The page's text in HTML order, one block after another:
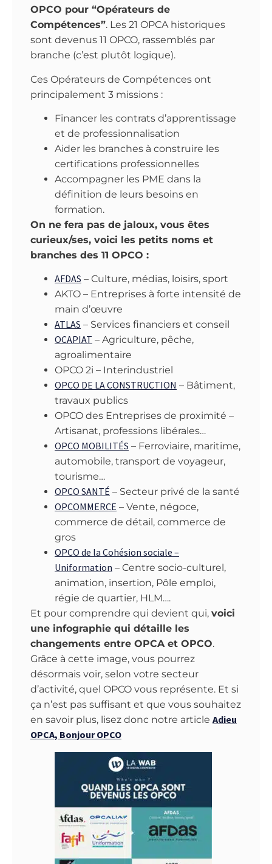
OPCO pour “Opérateurs de
Compétences”. Les 21 OPCA historiques
sont devenus 11 OPCO, rassemblés par
branche (c’est plutôt logique).
Ces Opérateurs de Compétences ont
principalement 3 missions :
Financer les contrats d’apprentissage
et de professionnalisation
Aider les branches à construire les
certifications professionnelles
Accompagner les PME dans la
définition de leurs besoins en
formation.
On ne fera pas de jaloux, vous êtes
curieux/ses, voici les petits noms et
branches des 11 OPCO :
AFDAS – Culture, médias, loisirs, sport
AKTO – Entreprises à forte intensité de
main d’œuvre
ATLAS – Services financiers et conseil
OCAPIAT – Agriculture, pêche,
agroalimentaire
OPCO 2i – Interindustriel
OPCO DE LA CONSTRUCTION – Bâtiment,
travaux publics
OPCO des Entreprises de proximité –
Artisanat, professions libérales…
OPCO MOBILITÉS – Ferroviaire, maritime,
automobile, transport de voyageur,
tourisme…
OPCO SANTÉ – Secteur privé de la santé
OPCOMMERCE – Vente, négoce,
commerce de détail, commerce de
gros
OPCO de la Cohésion sociale –
Uniformation – Centre socio-culturel,
animation, insertion, Pôle emploi,
régie de quartier, HLM….
Et pour comprendre qui devient qui, voici
une infographie qui détaille les
changements entre OPCA et OPCO.
Grâce à cette image, vous pourrez
désormais voir, selon votre secteur
d’activité, quel OPCO vous représente. Et si
ça n’est pas suffisant et que vous souhaitez
en savoir plus, lisez donc notre article Adieu
OPCA, Bonjour OPCO